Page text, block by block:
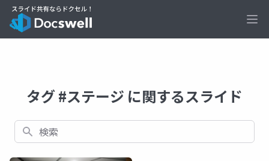
タグ #ステージ に関するスライド
検索